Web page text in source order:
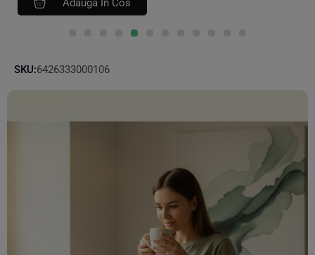
SKU:6426333000106